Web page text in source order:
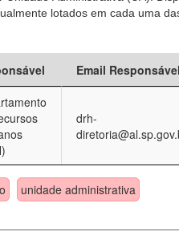
lotados em cada uma
Email
drh-
unidade administrativa